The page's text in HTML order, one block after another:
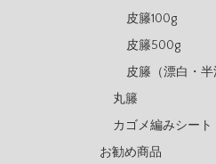
皮籐100g
皮籐500g
皮籐（漂白・半
丸籐
カゴメ編みシート
お勧め商品